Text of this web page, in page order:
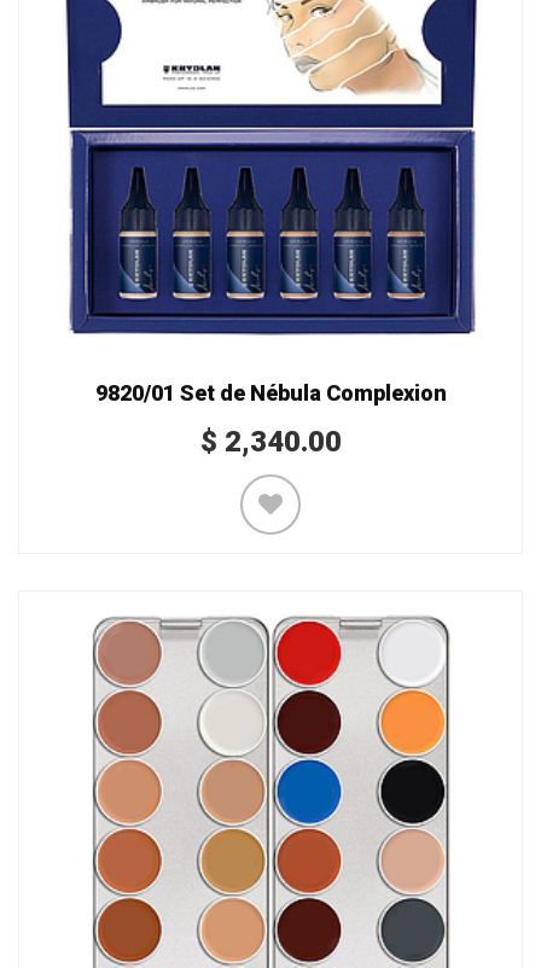
9820/01 Set de Nébula Complexion
$ 2,340.00